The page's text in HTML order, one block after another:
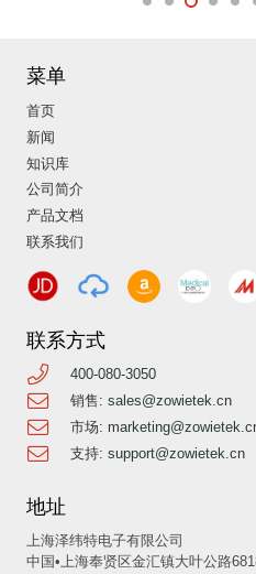
菜单
首页
新闻
知识库
公司简介
产品文档
联系我们
联系方式
400-080-3050
销售: sales@zowietek.cn
市场:
支持: support@zowietek.cn
地址
上海泽纬特电子有限公司
中国•上海奉贤区金汇镇大叶公路